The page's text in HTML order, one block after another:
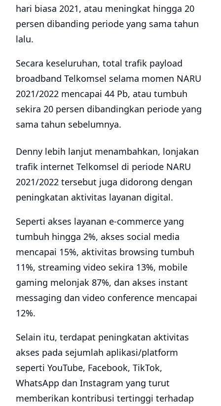
hari biasa 2021, atau meningkat hingga 20
persen dibanding periode yang sama tahun
lalu.
Secara keseluruhan, total trafik payload
broadband Telkomsel selama momen NARU
2021/2022 mencapai 44 Pb, atau tumbuh
sekira 20 persen dibandingkan periode yang
sama tahun sebelumnya.
Denny lebih lanjut menambahkan, lonjakan
trafik internet Telkomsel di periode NARU
2021/2022 tersebut juga didorong dengan
peningkatan aktivitas layanan digital.
Seperti akses layanan e-commerce yang
tumbuh hingga 2%, akses social media
mencapai 15%, aktivitas browsing tumbuh
11%, streaming video sekira 13%, mobile
gaming melonjak 87%, dan akses instant
messaging dan video conference mencapai
12%.
Selain itu, terdapat peningkatan aktivitas
akses pada sejumlah aplikasi/platform
seperti YouTube, Facebook, TikTok,
WhatsApp dan Instagram yang turut
memberikan kontribusi tertinggi terhadap